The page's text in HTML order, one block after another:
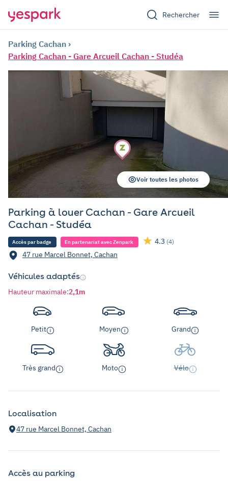
Rechercher
Parking Cachan
Parking Cachan - Gare Arcueil Cachan - Studéa
Parking à louer Cachan - Gare Arcueil
Cachan - Studéa
Accès par badge En partenariat avec Zenpark 4.3 (4)
47 rue Marcel Bonnet, Cachan
Voir toutes les photos
Véhicules adaptés
Hauteur maximale:2,1m
Petit Moyen Grand
Très grand Moto Vélo
Localisation
47 rue Marcel Bonnet, Cachan
Accès au parking